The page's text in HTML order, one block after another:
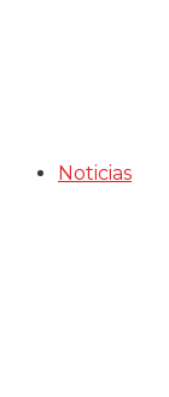
Noticias